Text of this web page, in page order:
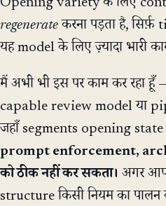
regenerate करना पड़ता है, सिर्फ़
यह model के लिए ज़्यादा भारी
मैं अभी भी इस पर काम कर रहा हूँ
capable review model या
जहाँ segments opening state
prompt enforcement,
को ठीक नहीं कर सकता। अगर
structure किसी नियम का पालन